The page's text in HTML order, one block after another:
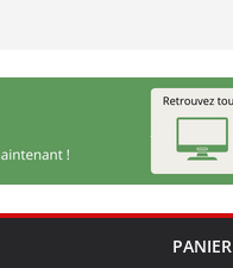
PANIER